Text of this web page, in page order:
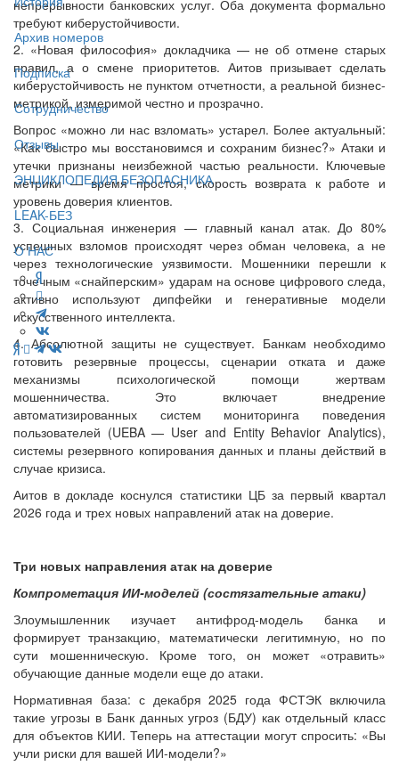
Архив номеров
Подписка
Сотрудничество
Отзывы
ЭНЦИКЛОПЕДИЯ БЕЗОПАСНИКА
LEAK-БЕЗ
О НАС
непрерывности банковских услуг. Оба документа формально
требуют киберустойчивости.
2. «Новая философия» докладчика — не об отмене старых
правил, а о смене приоритетов. Аитов призывает сделать
киберустойчивость не пунктом отчетности, а реальной бизнес-
метрикой, измеримой честно и прозрачно.
Вопрос «можно ли нас взломать» устарел. Более актуальный:
«Как быстро мы восстановимся и сохраним бизнес?» Атаки и
утечки признаны неизбежной частью реальности. Ключевые
метрики — время простоя, скорость возврата к работе и
уровень доверия клиентов.
3. Социальная инженерия — главный канал атак. До 80%
успешных взломов происходят через обман человека, а не
через технологические уязвимости. Мошенники перешли к
точечным «снайперским» ударам на основе цифрового следа,
активно используют дипфейки и генеративные модели
искусственного интеллекта.
4. Абсолютной защиты не существует. Банкам необходимо
готовить резервные процессы, сценарии отката и даже
механизмы психологической помощи жертвам
мошенничества. Это включает внедрение
автоматизированных систем мониторинга поведения
пользователей (UEBA — User and Entity Behavior Analytics),
системы резервного копирования данных и планы действий в
случае кризиса.
Аитов в докладе коснулся статистики ЦБ за первый квартал
2026 года и трех новых направлений атак на доверие.
Три новых направления атак на доверие
Компрометация ИИ-моделей (состязательные атаки)
Злоумышленник изучает антифрод-модель банка и
формирует транзакцию, математически легитимную, но по
сути мошенническую. Кроме того, он может «отравить»
обучающие данные модели еще до атаки.
Нормативная база: с декабря 2025 года ФСТЭК включила
такие угрозы в Банк данных угроз (БДУ) как отдельный класс
для объектов КИИ. Теперь на аттестации могут спросить: «Вы
учли риски для вашей ИИ-модели?»